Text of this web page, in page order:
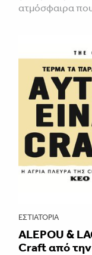
ατμόσφαιρα
ΕΣΤΙΑΤΌΡΙΑ
ALEPOU &
Craft από